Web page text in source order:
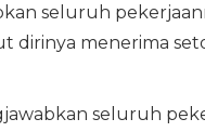
seluruh
dirinya menerima
seluruh